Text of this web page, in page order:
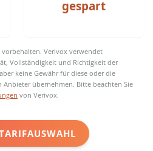
gespart
vorbehalten. Verivox verwendet
Vollständigkeit und Richtigkeit der
keine Gewähr für diese oder die
übernehmen. Bitte beachten Sie
von Verivox.